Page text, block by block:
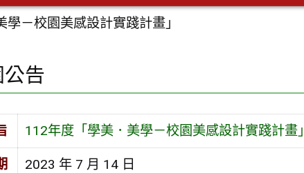
－校園美感設計實踐計畫」
告
112年度「學美．美學－校園美感設計實踐計畫」
2023 年 7 月 14 日